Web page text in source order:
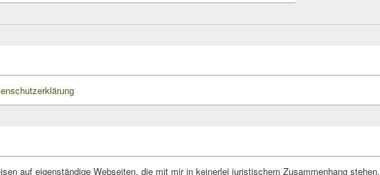
auf eigenständige Webseiten, die mit mir in keinerlei juristischem Zusammenhang stehen.